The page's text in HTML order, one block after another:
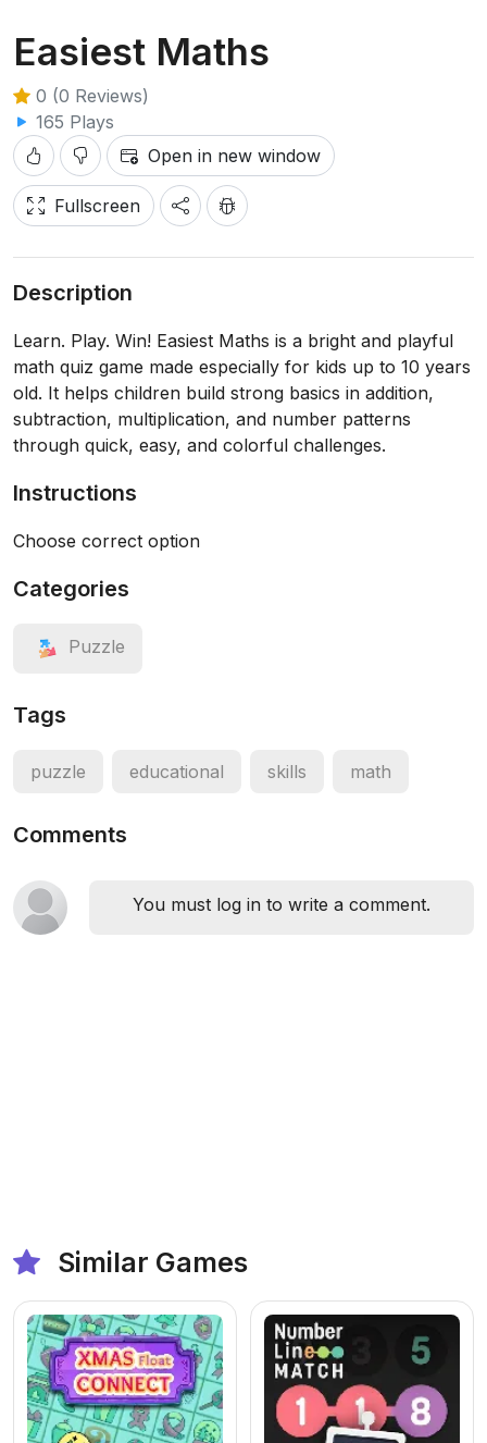
Easiest Maths
0 (0 Reviews)
165 Plays
Open in new window
Fullscreen
Description
Learn. Play. Win! Easiest Maths is a bright and playful
math quiz game made especially for kids up to 10 years
old. It helps children build strong basics in addition,
subtraction, multiplication, and number patterns
through quick, easy, and colorful challenges.
Instructions
Choose correct option
Categories
Puzzle
Tags
puzzle educational skills math
Comments
You must log in to write a comment.
Similar Games